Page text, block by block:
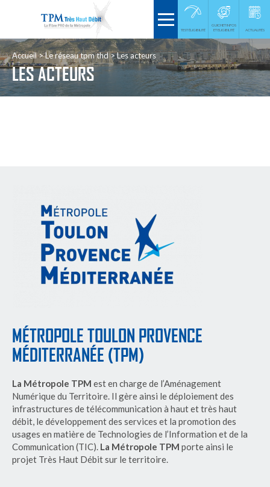
TEST ÉLIGIBILITÉ
GUICHET INFOS
ET ELIGIBILITÉ
ACTUALITÉS
Accueil Le réseau tpm thd Les acteurs
LES ACTEURS
MÉTROPOLE TOULON PROVENCE
MÉDITERRANÉE (TPM)
La Métropole TPM est en charge de l’Aménagement
Numérique du Territoire. Il gère ainsi le déploiement des
infrastructures de télécommunication à haut et très haut
débit, le développement des services et la promotion des
usages en matière de Technologies de l’Information et de la
Communication (TIC). La Métropole TPM porte ainsi le
projet Très Haut Débit sur le territoire.